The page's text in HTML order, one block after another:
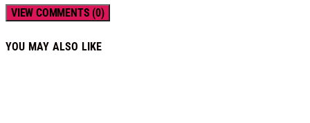
VIEW COMMENTS (0)
YOU MAY ALSO LIKE